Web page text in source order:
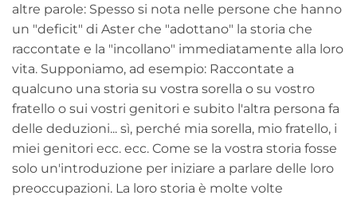
altre parole: Spesso si nota nelle persone che hanno
un "deficit" di Aster che "adottano" la storia che
raccontate e la "incollano" immediatamente alla loro
vita. Supponiamo, ad esempio: Raccontate a
qualcuno una storia su vostra sorella o su vostro
fratello o sui vostri genitori e subito l'altra persona fa
delle deduzioni... sì, perché mia sorella, mio fratello, i
miei genitori ecc. ecc. Come se la vostra storia fosse
solo un'introduzione per iniziare a parlare delle loro
preoccupazioni. La loro storia è molte volte